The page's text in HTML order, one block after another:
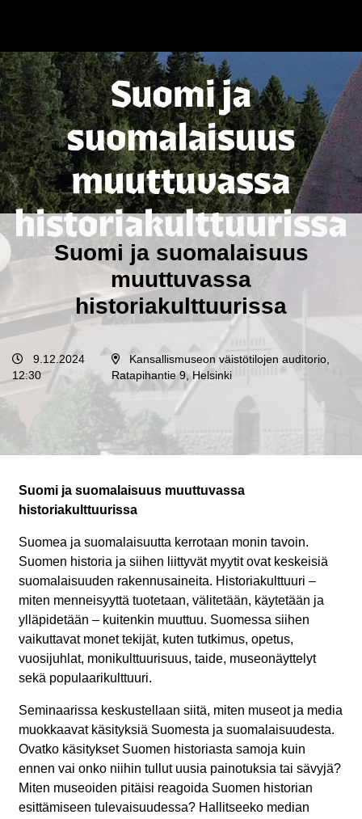
Suomi ja suomalaisuus
muuttuvassa
historiakulttuurissa
9.12.2024
12:30
Kansallismuseon väistötilojen auditorio,
Ratapihantie 9, Helsinki
Suomi ja suomalaisuus muuttuvassa
historiakulttuurissa
Suomea ja suomalaisuutta kerrotaan monin tavoin.
Suomen historia ja siihen liittyvät myytit ovat keskeisiä
suomalaisuuden rakennusaineita. Historiakulttuuri –
miten menneisyyttä tuotetaan, välitetään, käytetään ja
ylläpidetään – kuitenkin muuttuu. Suomessa siihen
vaikuttavat monet tekijät, kuten tutkimus, opetus,
vuosijuhlat, monikulttuurisuus, taide, museonäyttelyt
sekä populaarikulttuuri.
Seminaarissa keskustellaan siitä, miten museot ja media
muokkaavat käsityksiä Suomesta ja suomalaisuudesta.
Ovatko käsitykset Suomen historiasta samoja kuin
ennen vai onko niihin tullut uusia painotuksia tai sävyjä?
Miten museoiden pitäisi reagoida Suomen historian
esittämiseen tulevaisuudessa? Hallitseeko median